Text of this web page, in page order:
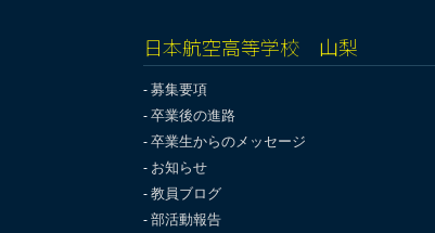
日本航空高等学校 山梨
募集要項
卒業後の進路
卒業生からのメッセージ
お知らせ
教員ブログ
部活動報告